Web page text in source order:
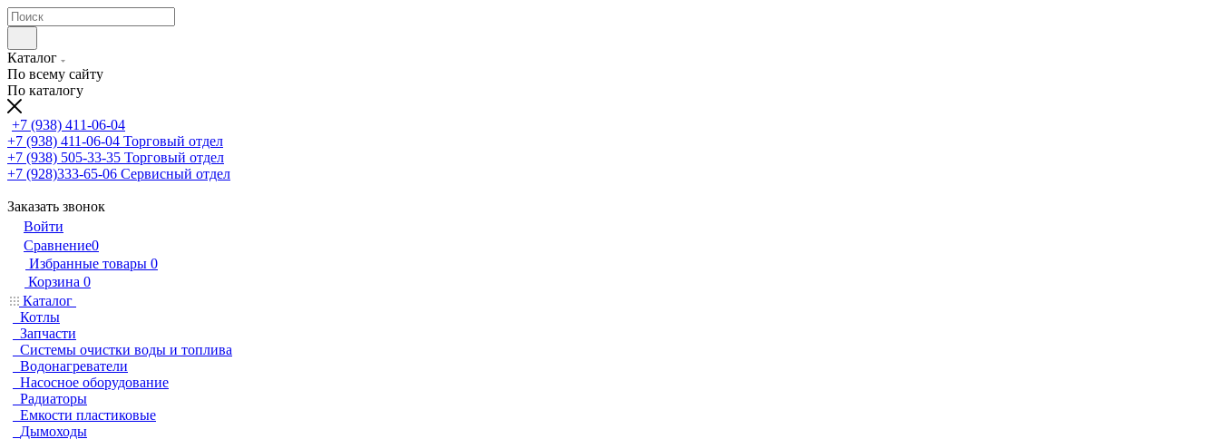
Каталог
По всему сайту
По каталогу
+7 (938) 411-06-04
+7 (938) 411-06-04 Торговый отдел
+7 (938) 505-33-35 Торговый отдел
+7 (928)333-65-06 Сервисный отдел
Заказать звонок
Войти
Сравнение0
Избранные товары 0
Корзина 0
Каталог
Котлы
Запчасти
Системы очистки воды и топлива
Водонагреватели
Насосное оборудование
Радиаторы
Емкости пластиковые
Дымоходы